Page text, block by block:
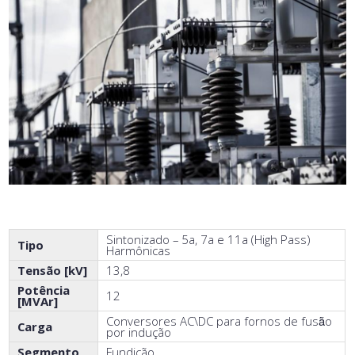
Tipo Sintonizado – 5a, 7a e 11a (High Pass)
Harmônicas
Tensão [kV]
13,8
Potência
[MVAr]
12
Carga
Conversores AC\DC para fornos de fusã̃o
por indução